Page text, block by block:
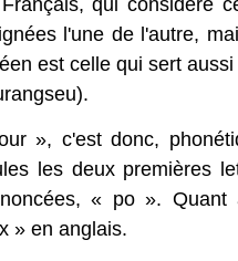
qui considère
l'une de l'autre,
est celle qui sert
», c'est donc,
les deux premières
« po ».
» en anglais.